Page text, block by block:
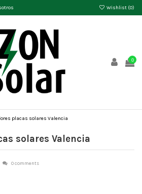
Wishlist (0)
0
placas solares Valencia
solares Valencia
0 comments